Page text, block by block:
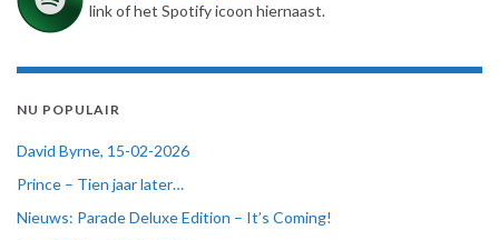
link of het Spotify icoon hiernaast.
NU POPULAIR
David Byrne, 15-02-2026
Prince – Tien jaar later…
Nieuws: Parade Deluxe Edition – It’s Coming!